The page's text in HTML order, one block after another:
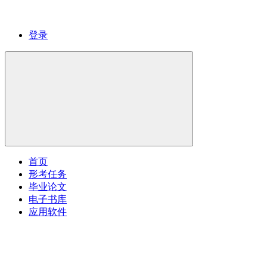
登录
首页
形考任务
毕业论文
电子书库
应用软件